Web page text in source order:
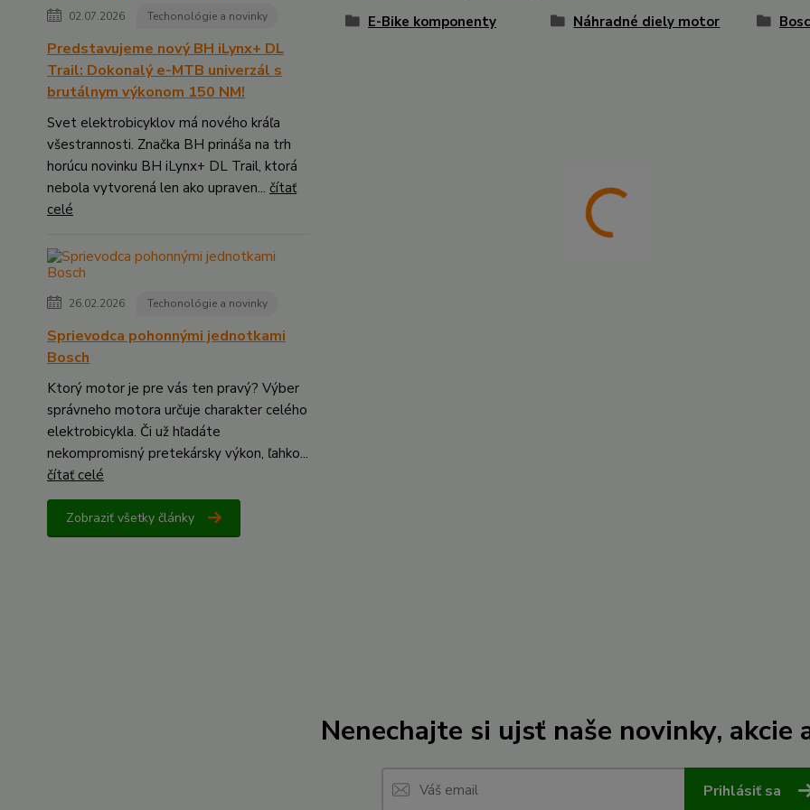
02.07.2026 Techonológie a novinky
Predstavujeme nový BH iLynx+ DL
Trail: Dokonalý e-MTB univerzál s
brutálnym výkonom 150 NM!
Svet elektrobicyklov má nového kráľa
všestrannosti. Značka BH prináša na trh
horúcu novinku BH iLynx+ DL Trail, ktorá
nebola vytvorená len ako upraven... čítať
celé
26.02.2026 Techonológie a novinky
Sprievodca pohonnými jednotkami
Bosch
Ktorý motor je pre vás ten pravý? Výber
správneho motora určuje charakter celého
elektrobicykla. Či už hľadáte
nekompromisný pretekársky výkon, ľahko...
čítať celé
Zobraziť všetky články
E-Bike komponenty Náhradné diely motor
Nenechajte si ujsť naše novinky, akcie
Prihlásiť sa